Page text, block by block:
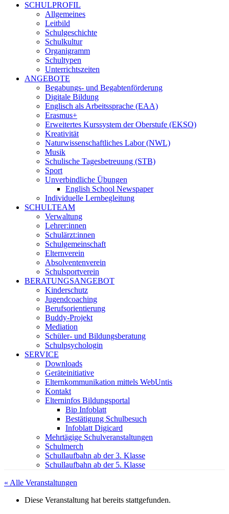
SCHULPROFIL
Allgemeines
Leitbild
Schulgeschichte
Schulkultur
Organigramm
Schultypen
Unterrichtszeiten
ANGEBOTE
Begabungs- und Begabtenförderung
Digitale Bildung
Englisch als Arbeitssprache (EAA)
Erasmus+
Erweitertes Kurssystem der Oberstufe (EKSO)
Kreativität
Naturwissenschaftliches Labor (NWL)
Musik
Schulische Tagesbetreuung (STB)
Sport
Unverbindliche Übungen
English School Newspaper
Individuelle Lernbegleitung
SCHULTEAM
Verwaltung
Lehrer:innen
Schulärzt:innen
Schulgemeinschaft
Elternverein
Absolventenverein
Schulsportverein
BERATUNGSANGEBOT
Kinderschutz
Jugendcoaching
Berufsorientierung
Buddy-Projekt
Mediation
Schüler- und Bildungsberatung
Schulpsychologin
SERVICE
Downloads
Geräteinitiative
Elternkommunikation mittels WebUntis
Kontakt
Elterninfos Bildungsportal
Bip Infoblatt
Bestätigung Schulbesuch
Infoblatt Digicard
Mehrtägige Schulveranstaltungen
Schulmerch
Schullaufbahn ab der 3. Klasse
Schullaufbahn ab der 5. Klasse
« Alle Veranstaltungen
Diese Veranstaltung hat bereits stattgefunden.